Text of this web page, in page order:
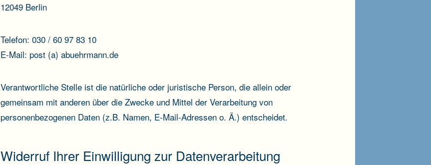
12049 Berlin
Telefon: 030 / 60 97 83 10
E-Mail: post (a) abuehrmann.de
Verantwortliche Stelle ist die natürliche oder juristische Person, die allein oder
gemeinsam mit anderen über die Zwecke und Mittel der Verarbeitung von
personenbezogenen Daten (z.B. Namen, E-Mail-Adressen o. Ä.) entscheidet.
Widerruf Ihrer Einwilligung zur Datenverarbeitung